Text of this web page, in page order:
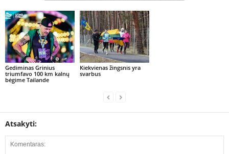
Gediminas Grinius
triumfavo 100 km kalnų
bėgime Tailande
Kiekvienas žingsnis yra
svarbus
Atsakyti: